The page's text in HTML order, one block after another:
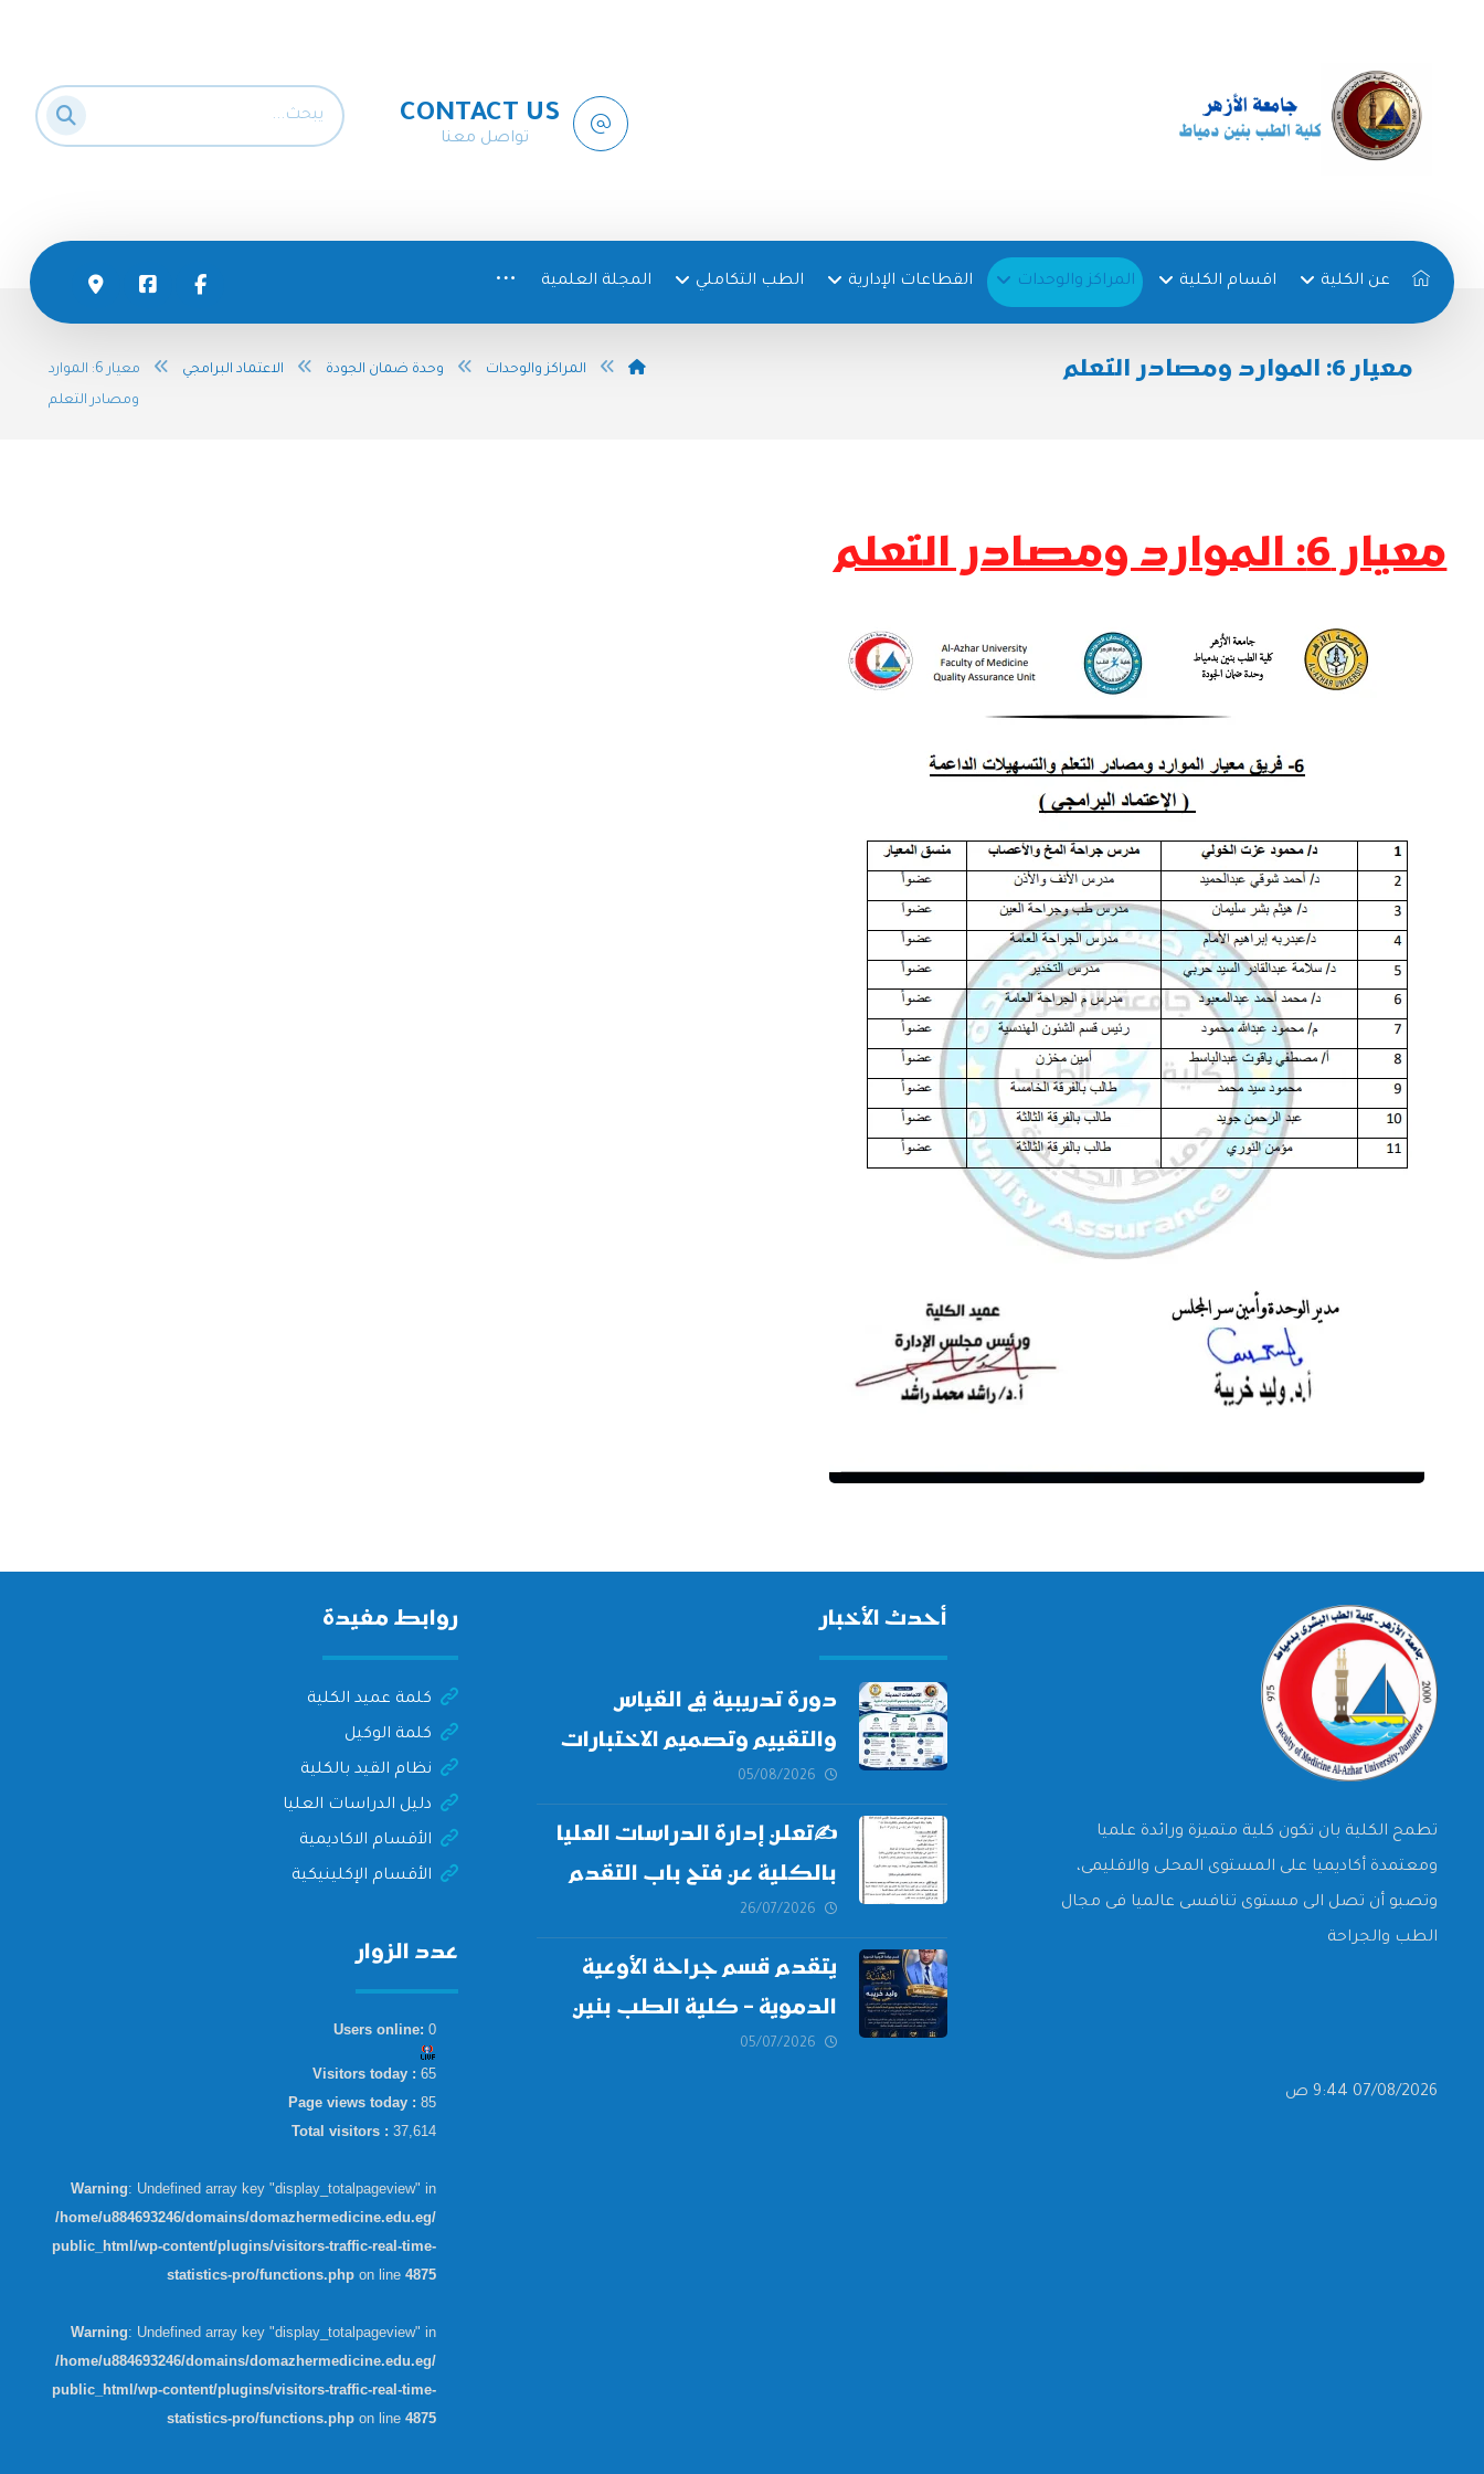
CONTACT US
تواصل معنا
عن الكلية اقسام الكلية المراكز والوحدات القطاعات الإدارية الطب التكاملي المجلة العلمية
معيار 6: الموارد ومصادر التعلم المراكز والوحدات وحدة ضمان الجودة الاعتماد البرامجي
معيار 6: الموارد
ومصادر التعلم
معيار 6: الموارد ومصادر التعلم
تطمح الكلية بان تكون كلية متميزة ورائدة علميا
ومعتمدة أكاديميا على المستوى المحلى والاقليمى،
وتصبو أن تصل الى مستوى تنافسى عالميا فى مجال
الطب والجراحة
07/08/2026 9:44 ص
أحدث الأخبار
دورة تدريبية في القياس
والتقييم وتصميم الاختبارات
الطبية
05/08/2026
✍تعلن إدارة الدراسات العليا
بالكلية عن فتح باب التقدم
للالتحاق ببرامج الدراسات
العليا لدورة
أكتوبر 2026،
26/07/2026
يتقدم قسم جراحة الأوعية
الدموية – كلية الطب بنين
05/07/2026
روابط مفيدة
كلمة عميد الكلية
كلمة الوكيل
نظام القيد بالكلية
دليل الدراسات العليا
الأقسام الاكاديمية
الأقسام الإكلينيكية
عدد الزوار
Users online: 0
Visitors today : 65
Page views today : 85
Total visitors : 37,614
Warning: Undefined array key "display_totalpageview" in
/home/u884693246/domains/domazhermedicine.edu.eg/
public_html/wp-content/plugins/visitors-traffic-real-time-
statistics-pro/functions.phpon line 4875
Warning: Undefined array key "display_totalpageview" in
/home/u884693246/domains/domazhermedicine.edu.eg/
public_html/wp-content/plugins/visitors-traffic-real-time-
statistics-pro/functions.phpon line 4875